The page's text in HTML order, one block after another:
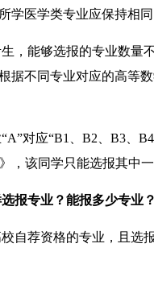
学医学类专业应保持相
，能够选报的专业数量
据不同专业对应的高等
对应“B1、B2、B3、
，该同学只能选报其中
报专业？能报多少专业
自荐资格的专业，且